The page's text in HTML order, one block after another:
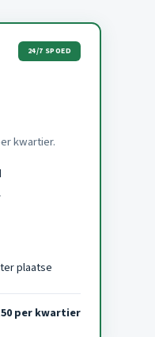
24/7 SPOED
kwartier.
plaatse
per kwartier